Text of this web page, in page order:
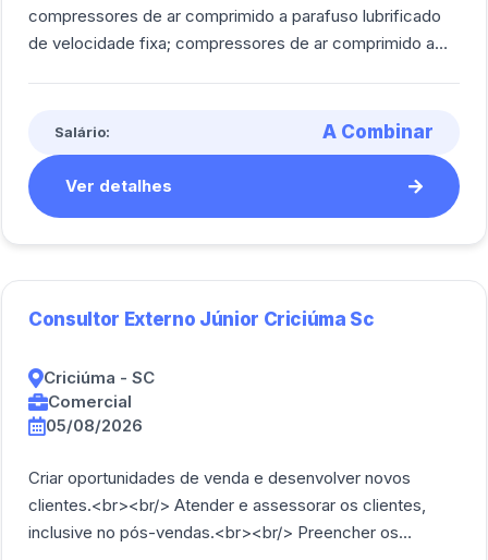
compressores de ar comprimido a parafuso lubrificado
de velocidade fixa; compressores de ar comprimido a
Salário: A Combinar
Ver detalhes
Consultor Externo Júnior Criciúma Sc
Criciúma - SC
Comercial
05/08/2026
Criar oportunidades de venda e desenvolver novos
clientes.<br><br/> Atender e assessorar os clientes,
inclusive no pós-vendas.<br><br/> Preencher os